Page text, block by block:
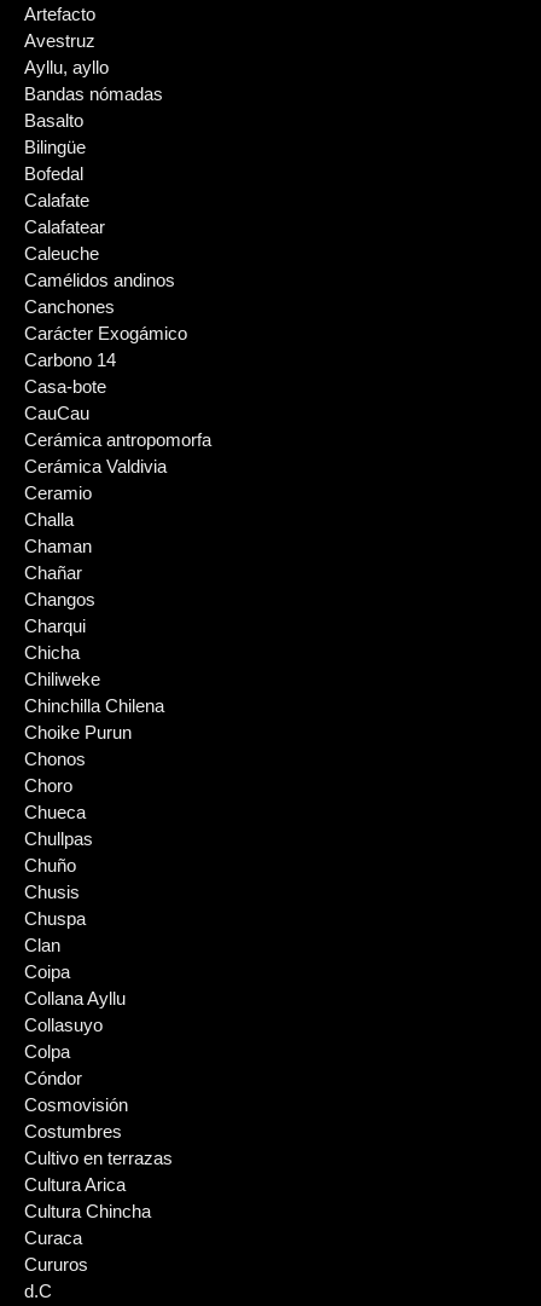
Artefacto
Avestruz
Ayllu, ayllo
Bandas nómadas
Basalto
Bilingüe
Bofedal
Calafate
Calafatear
Caleuche
Camélidos andinos
Canchones
Carácter Exogámico
Carbono 14
Casa-bote
CauCau
Cerámica antropomorfa
Cerámica Valdivia
Ceramio
Challa
Chaman
Chañar
Changos
Charqui
Chicha
Chiliweke
Chinchilla Chilena
Choike Purun
Chonos
Choro
Chueca
Chullpas
Chuño
Chusis
Chuspa
Clan
Coipa
Collana Ayllu
Collasuyo
Colpa
Cóndor
Cosmovisión
Costumbres
Cultivo en terrazas
Cultura Arica
Cultura Chincha
Curaca
Cururos
d.C